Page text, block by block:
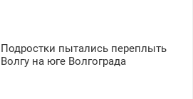
Подростки пытались переплыть
Волгу на юге Волгограда